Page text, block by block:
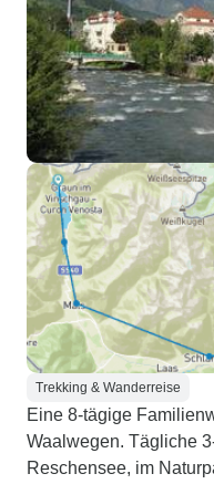
Trekking & Wanderreise
Eine 8-tägige
Waalwegen. Tägliche
Reschensee, im